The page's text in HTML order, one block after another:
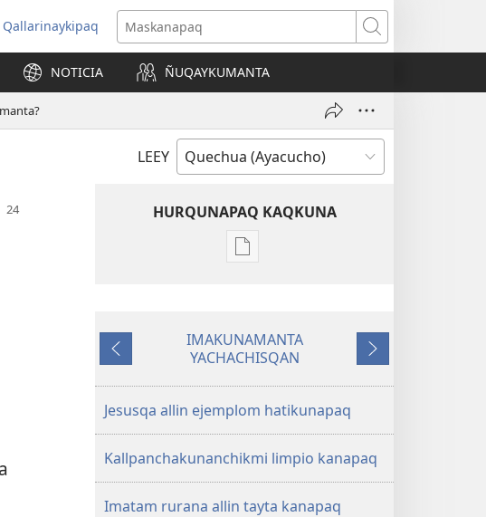
Qallarinaykipaq
(abre
una
nueva
ventana)
Maskanapaq
NOTICIA ÑUQAYKUMANTA
LEEY
HURQUNAPAQ KAQKUNA
Qillqakunata
Ñawpaq
kaq
IMAKUNAMANTA
YACHACHISQAN
Qatiqnin
Jesusqa allin ejemplom hatikunapaq
Kallpanchakunanchikmi limpio kanapaq
Imatam rurana allin tayta kanapaq